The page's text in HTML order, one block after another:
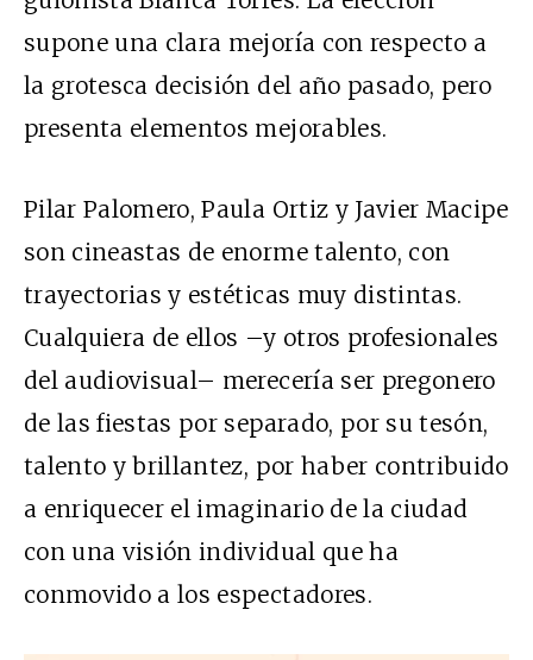
supone una clara mejoría con respecto a
la grotesca decisión del año pasado, pero
presenta elementos mejorables.
Pilar Palomero, Paula Ortiz y Javier Macipe
son cineastas de enorme talento, con
trayectorias y estéticas muy distintas.
Cualquiera de ellos –y otros profesionales
del audiovisual– merecería ser pregonero
de las fiestas por separado, por su tesón,
talento y brillantez, por haber contribuido
a enriquecer el imaginario de la ciudad
con una visión individual que ha
conmovido a los espectadores.